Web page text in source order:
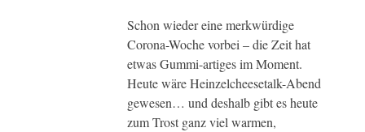
Schon wieder eine merkwürdige
Corona-Woche vorbei – die Zeit hat
etwas Gummi-artiges im Moment.
Heute wäre Heinzelcheesetalk-Abend
gewesen… und deshalb gibt es heute
zum Trost ganz viel warmen,